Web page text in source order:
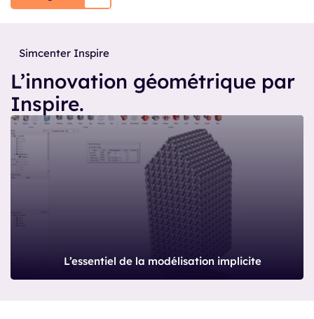
L’essentiel de la modélisation implicite
Simcenter Inspire
L’innovation géométrique par
Inspire.